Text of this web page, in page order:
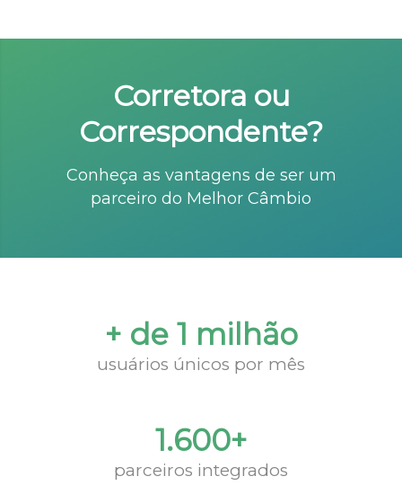
Corretora ou
Correspondente?
Conheça as vantagens de ser um
parceiro do Melhor Câmbio
+ de 1 milhão
usuários únicos por mês
1.600+
parceiros integrados